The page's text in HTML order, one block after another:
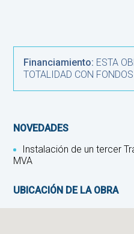
Financiamiento: ESTA
TOTALIDAD CON
NOVEDADES
Instalación de un tercer
MVA
UBICACIÓN DE LA OBRA